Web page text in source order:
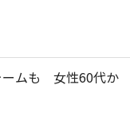
ームも 女性60代か